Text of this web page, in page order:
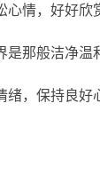
心情，好好欣
是那般洁净温
绪，保持良好